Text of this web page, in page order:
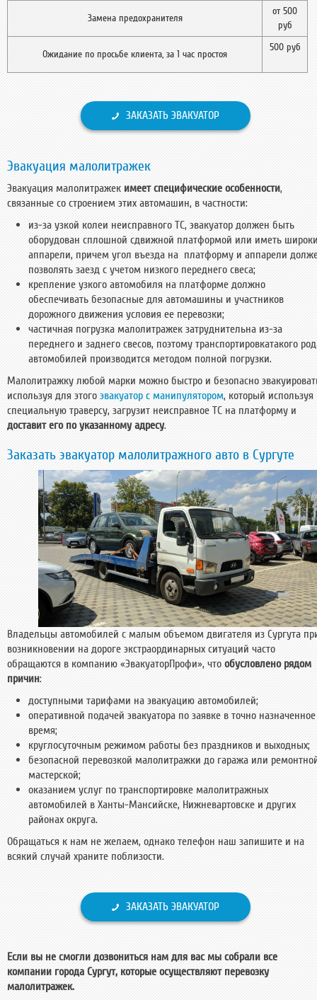
Замена предохранителя
от 500
руб
Ожидание по просьбе клиента, за 1 час простоя
500 руб
ЗАКАЗАТЬ ЭВАКУАТОР
Эвакуация малолитражек
Эвакуация малолитражек имеет специфические особенности,
связанные со строением этих автомашин, в частности:
из-за узкой колеи неисправного ТС, эвакуатор должен быть
оборудован сплошной сдвижной платформой или иметь
аппарели, причем угол въезда на платформу и аппарели
позволять заезд с учетом низкого переднего свеса;
крепление узкого автомобиля на платформе должно
обеспечивать безопасные для автомашины и участников
дорожного движения условия ее перевозки;
частичная погрузка малолитражек затруднительна из-за
переднего и заднего свесов, поэтому транспортировкатакого
автомобилей производится методом полной погрузки.
Малолитражку любой марки можно быстро и безопасно
используя для этого эвакуатор с манипулятором, который используя
специальную траверсу, загрузит неисправное ТС на платформу и
доставит его по указанному адресу.
Заказать эвакуатор малолитражного авто в Сургуте
Владельцы автомобилей с малым объемом двигателя из Сургута
возникновении на дороге экстраординарных ситуаций часто
обращаются в компанию «ЭвакуаторПрофи», что обусловлено рядом
причин:
доступными тарифами на эвакуацию автомобилей;
оперативной подачей эвакуатора по заявке в точно назначенное
время;
круглосуточным режимом работы без праздников и выходных;
безопасной перевозкой малолитражки до гаража или
мастерской;
оказанием услуг по транспортировке малолитражных
автомобилей в Ханты-Мансийске, Нижневартовске и других
районах округа.
Обращаться к нам не желаем, однако телефон наш запишите и на
всякий случай храните поблизости.
ЗАКАЗАТЬ ЭВАКУАТОР
Если вы не смогли дозвониться нам для вас мы собрали все
компании города Сургут, которые осуществляют перевозку
малолитражек.